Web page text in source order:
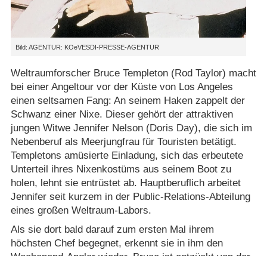
Bild: AGENTUR: KOeVESDI-PRESSE-AGENTUR
Weltraumforscher Bruce Templeton (Rod Taylor) macht
bei einer Angeltour vor der Küste von Los Angeles
einen seltsamen Fang: An seinem Haken zappelt der
Schwanz einer Nixe. Dieser gehört der attraktiven
jungen Witwe Jennifer Nelson (Doris Day), die sich im
Nebenberuf als Meerjungfrau für Touristen betätigt.
Templetons amüsierte Einladung, sich das erbeutete
Unterteil ihres Nixenkostüms aus seinem Boot zu
holen, lehnt sie entrüstet ab. Hauptberuflich arbeitet
Jennifer seit kurzem in der Public-Relations-Abteilung
eines großen Weltraum-Labors.
Als sie dort bald darauf zum ersten Mal ihrem
höchsten Chef begegnet, erkennt sie in ihm den